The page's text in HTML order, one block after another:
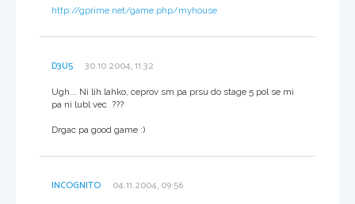
http://gprime.net/game.php/myhouse
D3U5 30.10.2004, 11:32
Ugh... Ni lih lahko, ceprov sm pa prsu do stage 5 pol se mi
pa ni lubl vec ???
Drgac pa good game :)
INCOGNITO 04.11.2004, 09:56